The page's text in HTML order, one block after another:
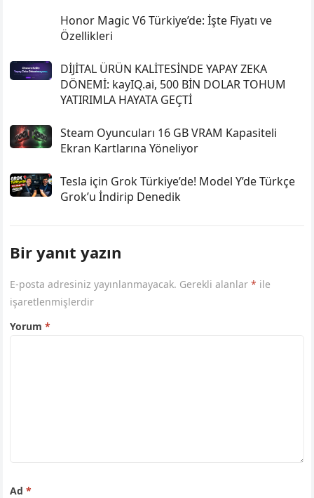
Honor Magic V6 Türkiye’de: İşte Fiyatı ve
Özellikleri
DİJİTAL ÜRÜN KALİTESİNDE YAPAY ZEKA
DÖNEMİ: kayIQ.ai, 500 BİN DOLAR TOHUM
YATIRIMLA HAYATA GEÇTİ
Steam Oyuncuları 16 GB VRAM Kapasiteli
Ekran Kartlarına Yöneliyor
Tesla için Grok Türkiye’de! Model Y’de Türkçe
Grok’u İndirip Denedik
Bir yanıt yazın
E-posta adresiniz yayınlanmayacak. Gerekli alanlar* ile
işaretlenmişlerdir
Yorum*
Ad*